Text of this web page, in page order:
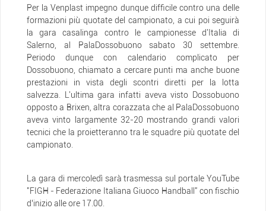
Per la Venplast impegno dunque difficile contro una delle
formazioni più quotate del campionato, a cui poi seguirà
la gara casalinga contro le campionesse d'Italia di
Salerno, al PalaDossobuono sabato 30 settembre.
Periodo dunque con calendario complicato per
Dossobuono, chiamato a cercare punti ma anche buone
prestazioni in vista degli scontri diretti per la lotta
salvezza. L'ultima gara infatti aveva visto Dossobuono
opposto a Brixen, altra corazzata che al PalaDossobuono
aveva vinto largamente 32-20 mostrando grandi valori
tecnici che la proietteranno tra le squadre più quotate del
campionato.
La gara di mercoledì sarà trasmessa sul portale YouTube
"FIGH - Federazione Italiana Giuoco Handball" con fischio
d’inizio alle ore 17.00.